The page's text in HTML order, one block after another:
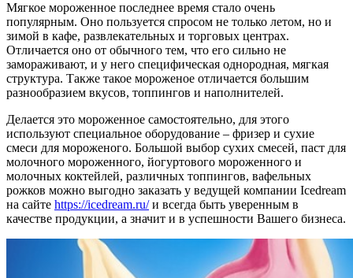
Мягкое мороженное последнее время стало очень
популярным. Оно пользуется спросом не только летом, но и
зимой в кафе, развлекательных и торговых центрах.
Отличается оно от обычного тем, что его сильно не
замораживают, и у него специфическая однородная, мягкая
структура. Также такое мороженое отличается большим
разнообразием вкусов, топпингов и наполнителей.
Делается это мороженное самостоятельно, для этого
используют специальное оборудование – фризер и сухие
смеси для мороженого. Большой выбор сухих смесей, паст для
молочного мороженного, йогуртового мороженного и
молочных коктейлей, различных топпингов, вафельных
рожков можно выгодно заказать у ведущей компании Icedream
на сайте https://icedream.ru/и всегда быть уверенным в
качестве продукции, а значит и в успешности Вашего бизнеса.